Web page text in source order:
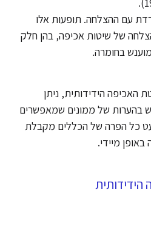
עם ההצלחה. תופעות אלו
של שיטות אכיפה, בהן חלק
בחומרה.
האכיפה הידידותית, ניתן
בהערות של ממונים שמאפשרים
כל הפרה של הכללים מקבלת
מיידי.
הידידותית